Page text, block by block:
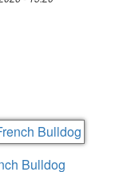
Bulldog